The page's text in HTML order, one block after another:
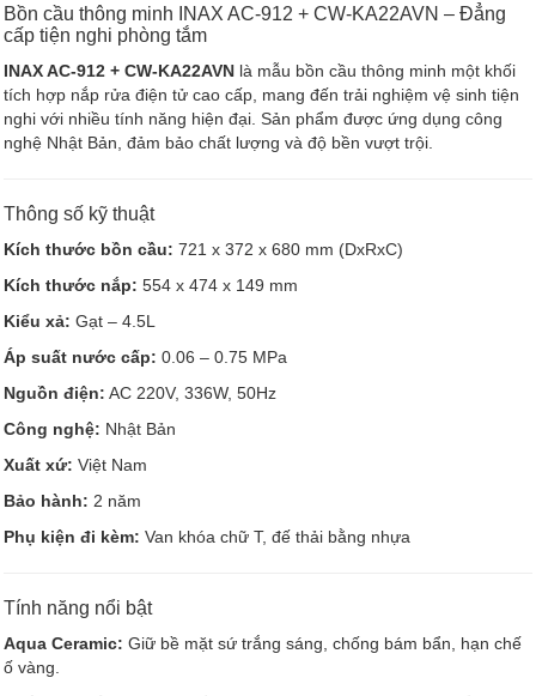
Bồn cầu thông minh INAX AC-912 + CW-KA22AVN – Đẳng
cấp tiện nghi phòng tắm
INAX AC-912 + CW-KA22AVN là mẫu bồn cầu thông minh một khối
tích hợp nắp rửa điện tử cao cấp, mang đến trải nghiệm vệ sinh tiện
nghi với nhiều tính năng hiện đại. Sản phẩm được ứng dụng công
nghệ Nhật Bản, đảm bảo chất lượng và độ bền vượt trội.
Thông số kỹ thuật
Kích thước bồn cầu: 721 x 372 x 680 mm (DxRxC)
Kích thước nắp: 554 x 474 x 149 mm
Kiểu xả: Gạt – 4.5L
Áp suất nước cấp: 0.06 – 0.75 MPa
Nguồn điện: AC 220V, 336W, 50Hz
Công nghệ: Nhật Bản
Xuất xứ: Việt Nam
Bảo hành: 2 năm
Phụ kiện đi kèm: Van khóa chữ T, đế thải bằng nhựa
Tính năng nổi bật
Aqua Ceramic: Giữ bề mặt sứ trắng sáng, chống bám bẩn, hạn chế
ố vàng.